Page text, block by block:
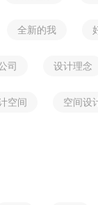
全新的我
司 设计理念
空间 空间设